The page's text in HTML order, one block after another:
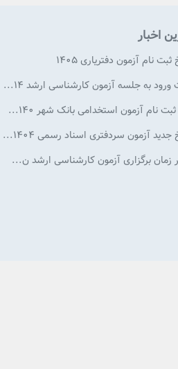
اخبار
ثبت نام آزمون دفتریاری 1405
ورود به جلسه آزمون کارشناسی ارشد ۱۴...
نام آزمون استخدامی بانک شهر ۱۴۰...
جدید آزمون سردفتری اسناد رسمی ۱۴۰۴...
زمان برگزاری آزمون كارشناسی ارشد ن...